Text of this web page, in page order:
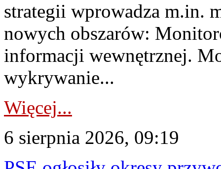
strategii wprowadza m.in.
nowych obszarów:
informacji wewnętrznej.
wykrywanie...
Więcej...
6 sierpnia 2026, 09:19